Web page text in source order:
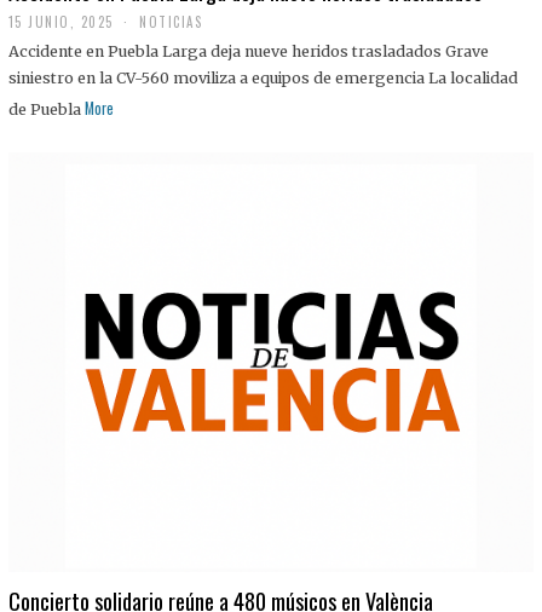
15 JUNIO, 2025 NOTICIAS
Accidente en Puebla Larga deja nueve heridos trasladados Grave
siniestro en la CV-560 moviliza a equipos de emergencia La localidad
de Puebla More
Concierto solidario reúne a 480 músicos en València